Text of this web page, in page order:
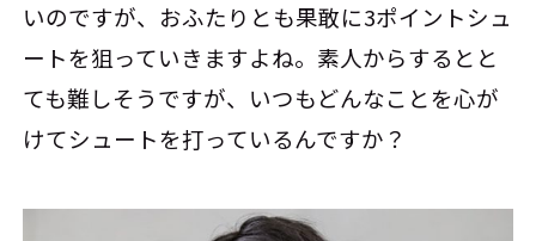
いのですが、おふたりとも果敢に3ポイントシュ
ートを狙っていきますよね。素人からするとと
ても難しそうですが、いつもどんなことを心が
けてシュートを打っているんですか？